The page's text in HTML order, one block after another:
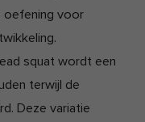
oefening voor
squat wordt een
terwijl de
Deze variatie